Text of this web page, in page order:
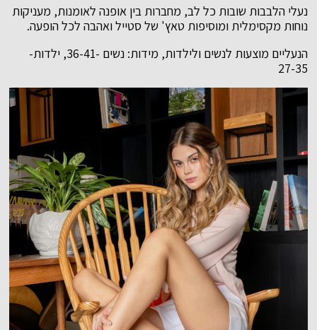
נעלי הלבבות שובות כל לב, מחברות בין אופנה לאומנות, מעניקות
נוחות מקסימלית ומוסיפות טאץ' של סטייל ואהבה לכל הופעה.
הנעליים מוצעות לנשים ולילדות, מידות: נשים -36-41, ילדות-
27-35